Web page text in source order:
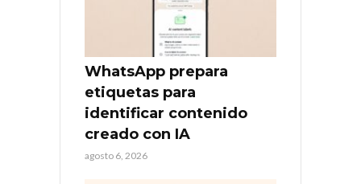
WhatsApp prepara
etiquetas para
identificar contenido
creado con IA
agosto 6, 2026